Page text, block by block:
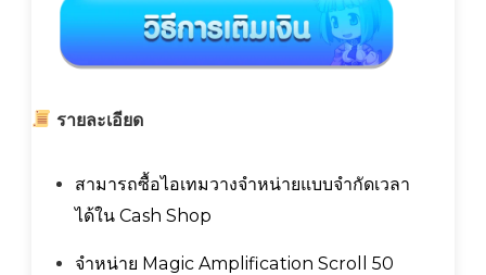
รายละเอียด
สามารถซื้อไอเทมวางจำหน่ายแบบจำกัดเวลา
ได้ใน Cash Shop
จำหน่าย Magic Amplification Scroll 50